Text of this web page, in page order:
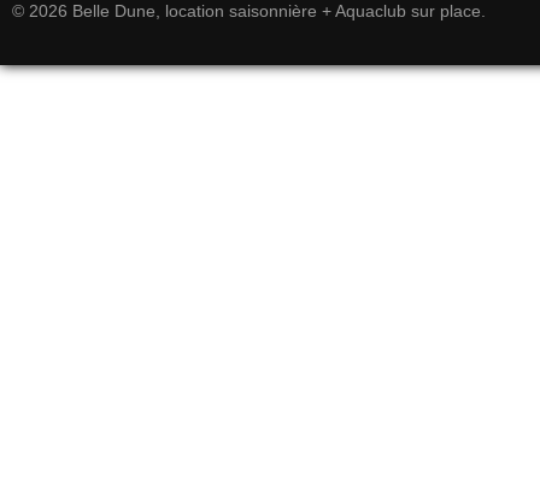
© 2026 Belle Dune, location saisonnière + Aquaclub sur place.